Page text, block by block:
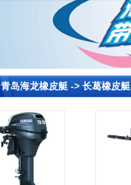
青岛海龙橡皮艇-> 长葛橡皮艇